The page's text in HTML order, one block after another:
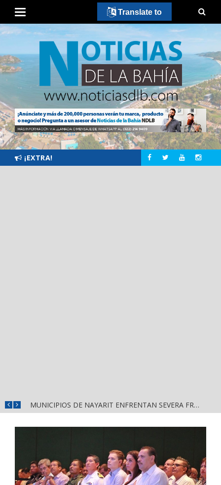
¡EXTRA!
MUNICIPIOS DE NAYARIT ENFRENTAN SEVERA FRAGILIDAD FINANCIERA POR DEUDAS Y NÓMINAS
Translate to